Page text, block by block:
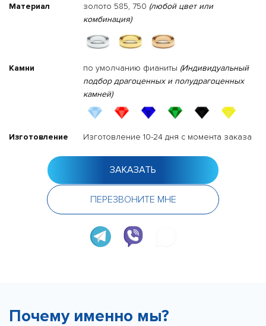
Материал
золото 585, 750 (любой цвет или
комбинация)
Камни по умолчанию фианиты (Индивидуальный
подбор драгоценных и полудрагоценных
камней)
Изготовление Изготовление 10-24 дня с момента заказа
ЗАКАЗАТЬ
ПЕРЕЗВОНИТЕ МНЕ
Почему именно мы?